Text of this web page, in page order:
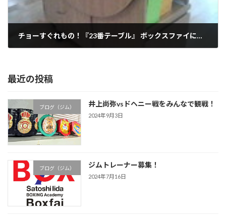
チョーすぐれもの！『23番テーブル』 ボックスファイに登場！
最近の投稿
ブログ（ジム） 井上尚弥vsドヘニー戦をみんなで観戦！
2024年9月3日
ブログ（ジム） ジムトレーナー募集！
2024年7月16日